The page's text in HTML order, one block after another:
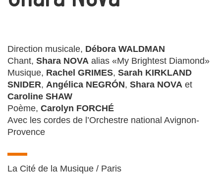
Direction musicale, Débora WALDMAN
Chant, Shara NOVA alias «My Brightest Diamond»
Musique, Rachel GRIMES, Sarah KIRKLAND
SNIDER, Angélica NEGRÓN, Shara NOVA et
Caroline SHAW
Poème, Carolyn FORCHÉ
Avec les cordes de l’Orchestre national Avignon-
Provence
La Cité de la Musique / Paris